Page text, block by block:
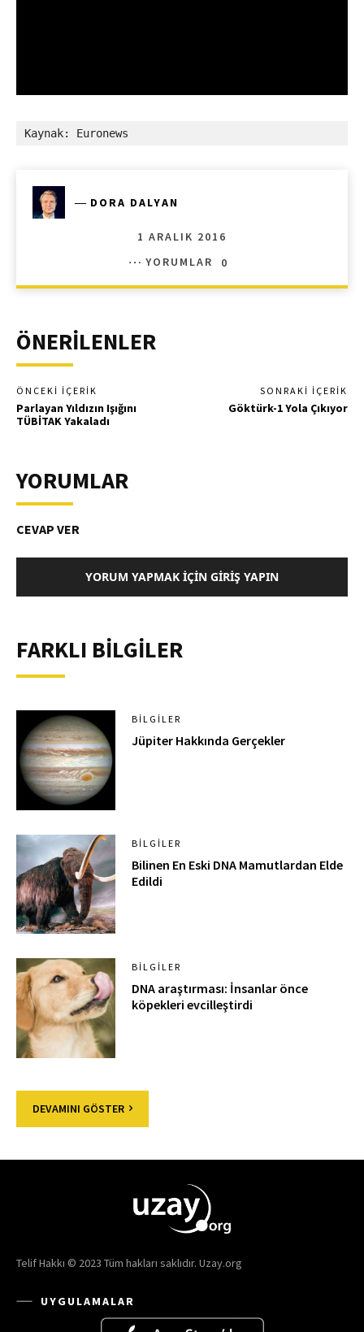
Kaynak: Euronews
― DORA DALYAN
1 ARALIK 2016
YORUMLAR
0
ÖNERİLENLER
ÖNCEKI İÇERIK
Parlayan Yıldızın Işığını
TÜBİTAK Yakaladı
SONRAKI İÇERIK
Göktürk-1 Yola Çıkıyor
YORUMLAR
CEVAP VER
YORUM YAPMAK İÇIN GIRIŞ YAPIN
FARKLI BİLGİLER
BILGILER
Jüpiter Hakkında Gerçekler
BILGILER
Bilinen En Eski DNA Mamutlardan Elde
Edildi
BILGILER
DNA araştırması: İnsanlar önce
köpekleri evcilleştirdi
DEVAMINI GÖSTER
Telif Hakkı © 2023 Tüm hakları saklıdır. Uzay.org
UYGULAMALAR